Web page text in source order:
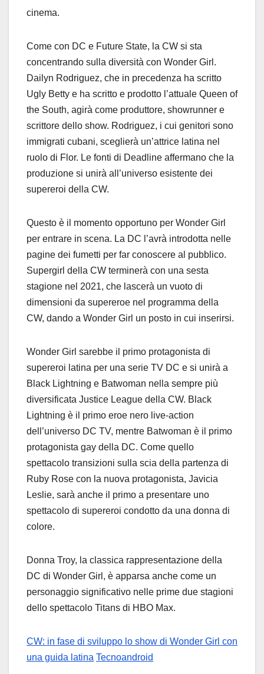
cinema.
Come con DC e Future State, la CW si sta
concentrando sulla diversità con Wonder Girl.
Dailyn Rodriguez, che in precedenza ha scritto
Ugly Betty e ha scritto e prodotto l’attuale Queen of
the South, agirà come produttore, showrunner e
scrittore dello show. Rodriguez, i cui genitori sono
immigrati cubani, sceglierà un’attrice latina nel
ruolo di Flor. Le fonti di Deadline affermano che la
produzione si unirà all’universo esistente dei
supereroi della CW.
Questo è il momento opportuno per Wonder Girl
per entrare in scena. La DC l’avrà introdotta nelle
pagine dei fumetti per far conoscere al pubblico.
Supergirl della CW terminerà con una sesta
stagione nel 2021, che lascerà un vuoto di
dimensioni da supereroe nel programma della
CW, dando a Wonder Girl un posto in cui inserirsi.
Wonder Girl sarebbe il primo protagonista di
supereroi latina per una serie TV DC e si unirà a
Black Lightning e Batwoman nella sempre più
diversificata Justice League della CW. Black
Lightning è il primo eroe nero live-action
dell’universo DC TV, mentre Batwoman è il primo
protagonista gay della DC. Come quello
spettacolo transizioni sulla scia della partenza di
Ruby Rose con la nuova protagonista, Javicia
Leslie, sarà anche il primo a presentare uno
spettacolo di supereroi condotto da una donna di
colore.
Donna Troy, la classica rappresentazione della
DC di Wonder Girl, è apparsa anche come un
personaggio significativo nelle prime due stagioni
dello spettacolo Titans di HBO Max.
CW: in fase di sviluppo lo show di Wonder Girl con
una guida latina Tecnoandroid